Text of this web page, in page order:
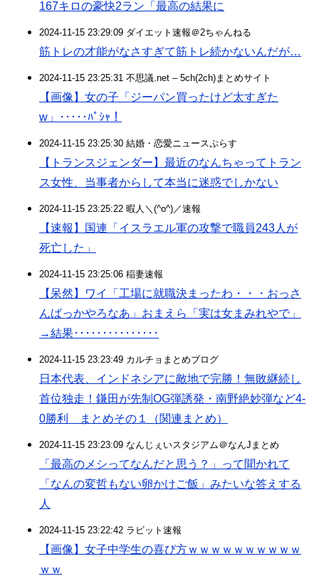
167キロの豪快2ラン「最高の結果に
2024-11-15 23:29:09 ダイエット速報＠2ちゃんねる
筋トレの才能がなさすぎて筋トレ続かないんだが…
2024-11-15 23:25:31 不思議.net – 5ch(2ch)まとめサイト
【画像】女の子「ジーパン買ったけど太すぎた
w」･････ﾊﾟｼｬ！
2024-11-15 23:25:30 結婚・恋愛ニュースぷらす
【トランスジェンダー】最近のなんちゃってトラン
ス女性、当事者からして本当に迷惑でしかない
2024-11-15 23:25:22 暇人＼(^o^)／速報
【速報】国連「イスラエル軍の攻撃で職員243人が
死亡した」
2024-11-15 23:25:06 稲妻速報
【呆然】ワイ「工場に就職決まったわ・・・おっさ
んばっかやろなあ」おまえら「実は女まみれやで」
→結果･･･････････････
2024-11-15 23:23:49 カルチョまとめブログ
日本代表、インドネシアに敵地で完勝！無敗継続し
首位独走！鎌田が先制OG弾誘発・南野絶妙弾など4-
0勝利 まとめその１（関連まとめ）
2024-11-15 23:23:09 なんじぇいスタジアム＠なんJまとめ
「最高のメシってなんだと思う？」って聞かれて
「なんの変哲もない卵かけご飯」みたいな答えする
人
2024-11-15 23:22:42 ラビット速報
【画像】女子中学生の喜び方ｗｗｗｗｗｗｗｗｗｗ
ｗｗ